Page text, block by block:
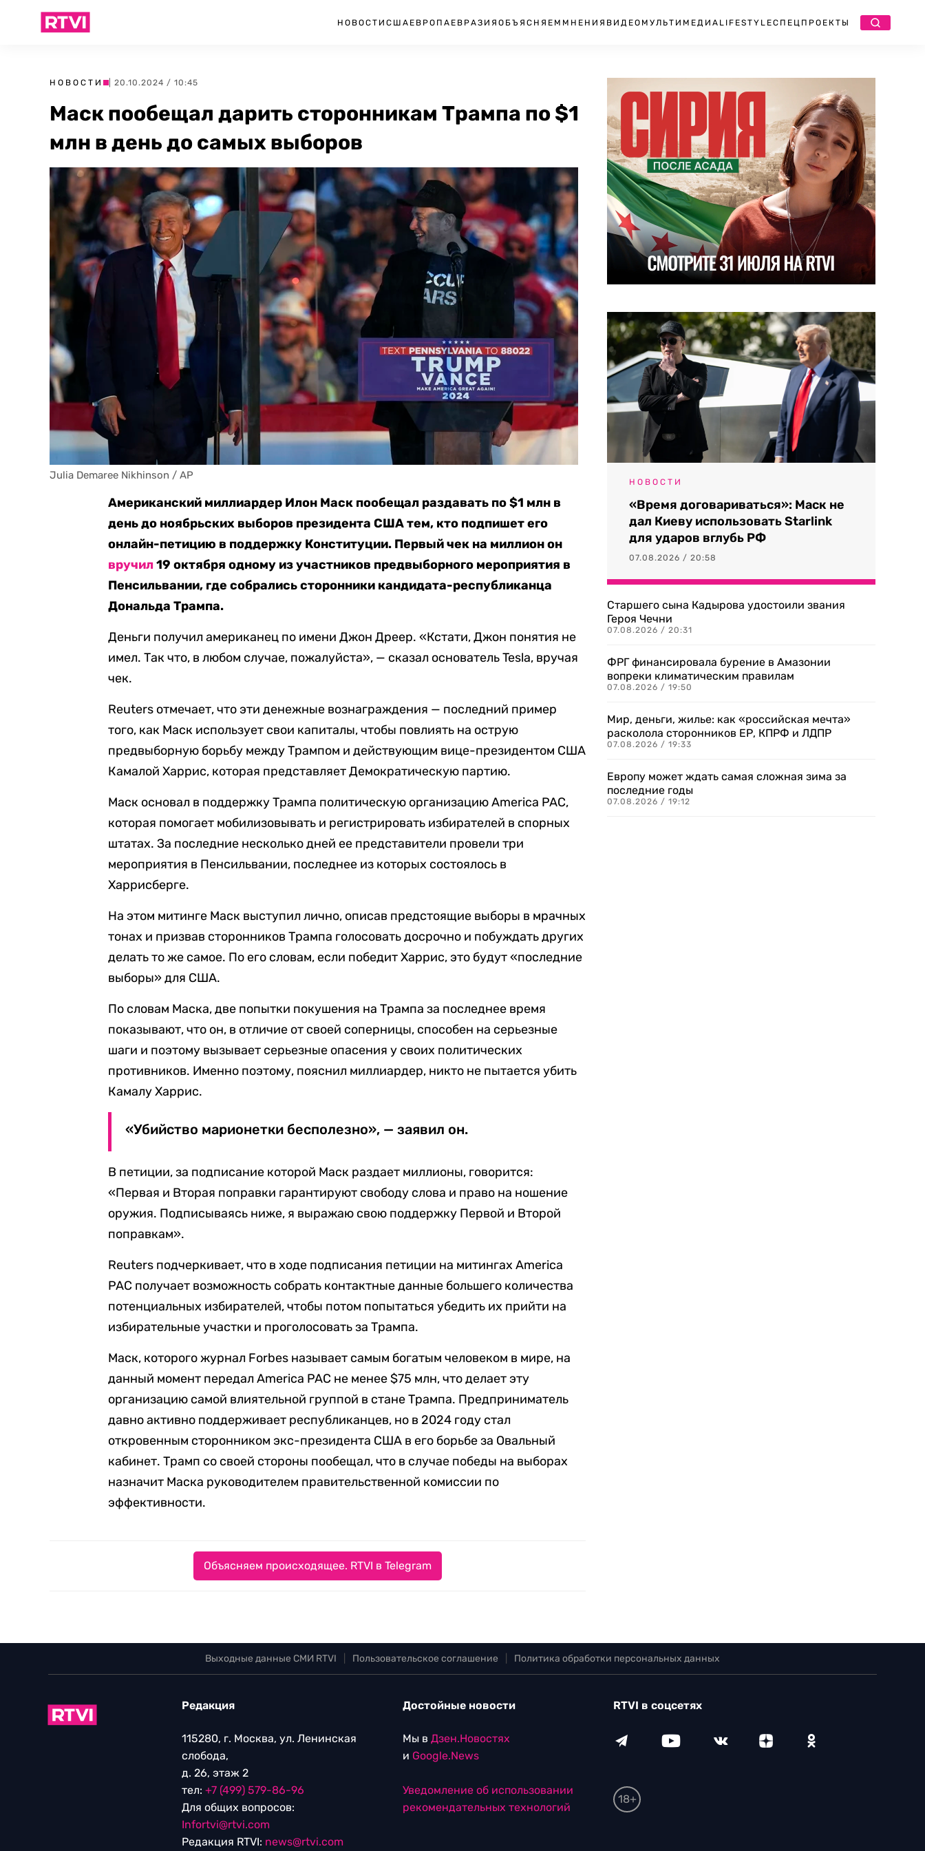
НОВОСТИ США ЕВРОПА ЕВРАЗИЯ ОБЪЯСНЯЕМ МНЕНИЯ ВИДЕО МУЛЬТИМЕДИА LIFESTYLEСПЕЦПРОЕКТЫ
НОВОСТИ | 20.10.2024 / 10:45
Маск пообещал дарить сторонникам Трампа по $1
млн в день до самых выборов
Julia Demaree Nikhinson / AP
Американский миллиардер Илон Маск пообещал раздавать по $1 млн в
день до ноябрьских выборов президента США тем, кто подпишет его
онлайн-петицию в поддержку Конституции. Первый чек на миллион он
вручил19 октября одному из участников предвыборного мероприятия в
Пенсильвании, где собрались сторонники кандидата-республиканца
Дональда Трампа.
Деньги получил американец по имени Джон Дреер. «Кстати, Джон понятия не
имел. Так что, в любом случае, пожалуйста», — сказал основатель Tesla, вручая
чек.
Reuters отмечает, что эти денежные вознаграждения — последний пример
того, как Маск использует свои капиталы, чтобы повлиять на острую
предвыборную борьбу между Трампом и действующим вице-президентом США
Камалой Харрис, которая представляет Демократическую партию.
Маск основал в поддержку Трампа политическую организацию America PAC,
которая помогает мобилизовывать и регистрировать избирателей в спорных
штатах. За последние несколько дней ее представители провели три
мероприятия в Пенсильвании, последнее из которых состоялось в
Харрисберге.
На этом митинге Маск выступил лично, описав предстоящие выборы в мрачных
тонах и призвав сторонников Трампа голосовать досрочно и побуждать других
делать то же самое. По его словам, если победит Харрис, это будут «последние
выборы» для США.
По словам Маска, две попытки покушения на Трампа за последнее время
показывают, что он, в отличие от своей соперницы, способен на серьезные
шаги и поэтому вызывает серьезные опасения у своих политических
противников. Именно поэтому, пояснил миллиардер, никто не пытается убить
Камалу Харрис.
«Убийство марионетки бесполезно», — заявил он.
В петиции, за подписание которой Маск раздает миллионы, говорится:
«Первая и Вторая поправки гарантируют свободу слова и право на ношение
оружия. Подписываясь ниже, я выражаю свою поддержку Первой и Второй
поправкам».
Reuters подчеркивает, что в ходе подписания петиции на митингах America
PAC получает возможность собрать контактные данные большего количества
потенциальных избирателей, чтобы потом попытаться убедить их прийти на
избирательные участки и проголосовать за Трампа.
Маск, которого журнал Forbes называет самым богатым человеком в мире, на
данный момент передал America PAC не менее $75 млн, что делает эту
организацию самой влиятельной группой в стане Трампа. Предприниматель
давно активно поддерживает республиканцев, но в 2024 году стал
откровенным сторонником экс-президента США в его борьбе за Овальный
кабинет. Трамп со своей стороны пообещал, что в случае победы на выборах
назначит Маска руководителем правительственной комиссии по
эффективности.
Объясняем происходящее. RTVI в Telegram
НОВОСТИ
«Время договариваться»: Маск не
дал Киеву использовать Starlink
для ударов вглубь РФ
07.08.2026 / 20:58
Старшего сына Кадырова удостоили звания
Героя Чечни
07.08.2026 / 20:31
ФРГ финансировала бурение в Амазонии
вопреки климатическим правилам
07.08.2026 / 19:50
Мир, деньги, жилье: как «российская мечта»
расколола сторонников ЕР, КПРФ и ЛДПР
07.08.2026 / 19:33
Европу может ждать самая сложная зима за
последние годы
07.08.2026 / 19:12
Выходные данные СМИ RTVI Пользовательское соглашение Политика обработки персональных данных
Редакция
115280, г. Москва, ул. Ленинская
слобода,
д. 26, этаж 2
тел: +7 (499) 579-86-96
Для общих вопросов:
Infortvi@rtvi.com
Редакция RTVI: news@rtvi.com
Достойные новости
Мы в Дзен.Новостях
и Google.News
Уведомление об использовании
рекомендательных технологий
RTVI в соцсетях
18+